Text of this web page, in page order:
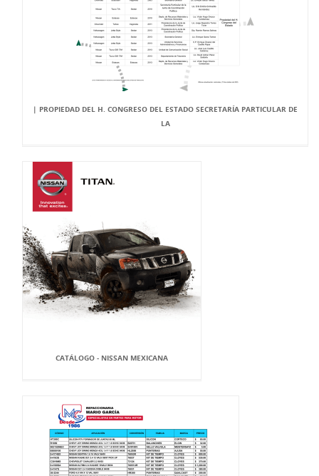
| PROPIEDAD DEL H. CONGRESO DEL ESTADO SECRETARÍA PARTICULAR DE
LA
CATÁLOGO - NISSAN MEXICANA